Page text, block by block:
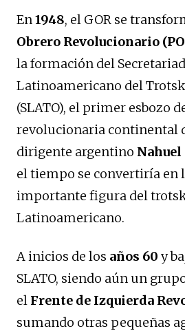
En1948, el GOR se
Obrero Revolucionario
la formación del
Latinoamericano del
(SLATO), el primer esbozo
revolucionaria continental
dirigente argentino
el tiempo se convertiría en
importante figura del
Latinoamericano.
A inicios de los años 60 y
SLATO, siendo aún un
el Frente de Izquierda
sumando otras pequeñas